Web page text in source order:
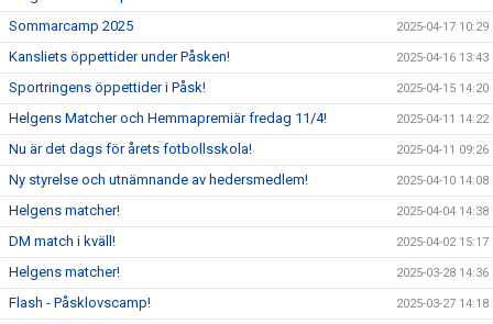
Sommarcamp 2025 2025-04-17 10:29
Kansliets öppettider under Påsken! 2025-04-16 13:43
Sportringens öppettider i Påsk! 2025-04-15 14:20
Helgens Matcher och Hemmapremiär fredag 11/4! 2025-04-11 14:22
Nu är det dags för årets fotbollsskola! 2025-04-11 09:26
Ny styrelse och utnämnande av hedersmedlem! 2025-04-10 14:08
Helgens matcher! 2025-04-04 14:38
DM match i kväll! 2025-04-02 15:17
Helgens matcher! 2025-03-28 14:36
Flash - Påsklovscamp! 2025-03-27 14:18